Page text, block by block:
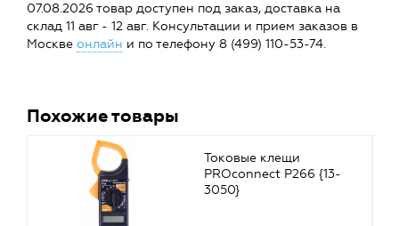
07.08.2026 товар доступен под заказ, доставка на
склад 11 авг - 12 авг. Консультации и прием заказов в
Москве онлайн и по телефону 8 (499) 110-53-74.
Похожие товары
Токовые клещи
PROconnect P266 {13-
3050}